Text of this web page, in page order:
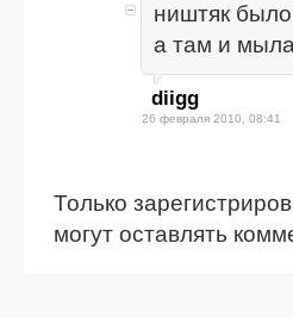
ништяк
а там и мыла
diigg
26 февраля 2010, 08:41
Только
могут оставлять